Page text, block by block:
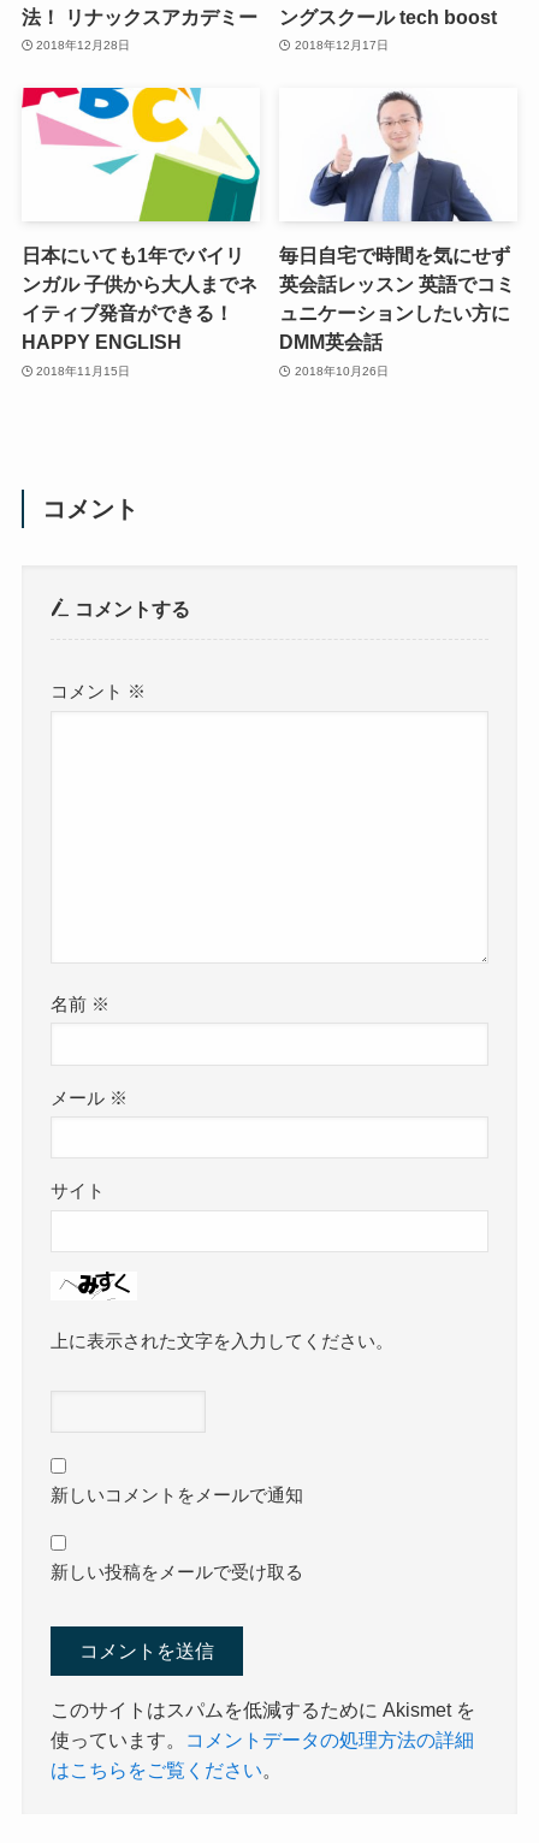
法！ リナックスアカデミー
2018年12月28日
ングスクール tech boost
2018年12月17日
日本にいても1年でバイリ
ンガル 子供から大人までネ
イティブ発音ができる！
HAPPY ENGLISH
2018年11月15日
毎日自宅で時間を気にせず
英会話レッスン 英語でコミ
ュニケーションしたい方に
DMM英会話
2018年10月26日
コメント
コメントする
コメント ※
名前 ※
メール ※
サイト
上に表示された文字を入力してください。
新しいコメントをメールで通知
新しい投稿をメールで受け取る
このサイトはスパムを低減するために Akismet を
使っています。
コメントデータの処理方法の詳細
はこちらをご覧ください。